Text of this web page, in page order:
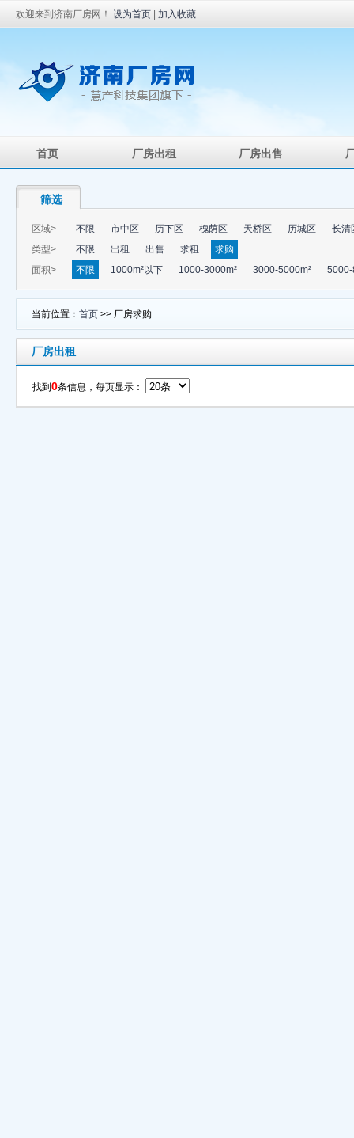
欢迎来到济南厂房网！ 设为首页 加入收藏
首页 厂房出租 厂房出售
筛选
区域> 不限 市中区 历下区 槐荫区 天桥区 历城区
长清
类型>
不限 出租 出售 求租
求购
面积>
不限 1000m²以下 1000-3000m² 3000-5000m² 5000-
当前位置： 首页 >> 厂房求购
厂房出租
找到 0条信息，每页显示：